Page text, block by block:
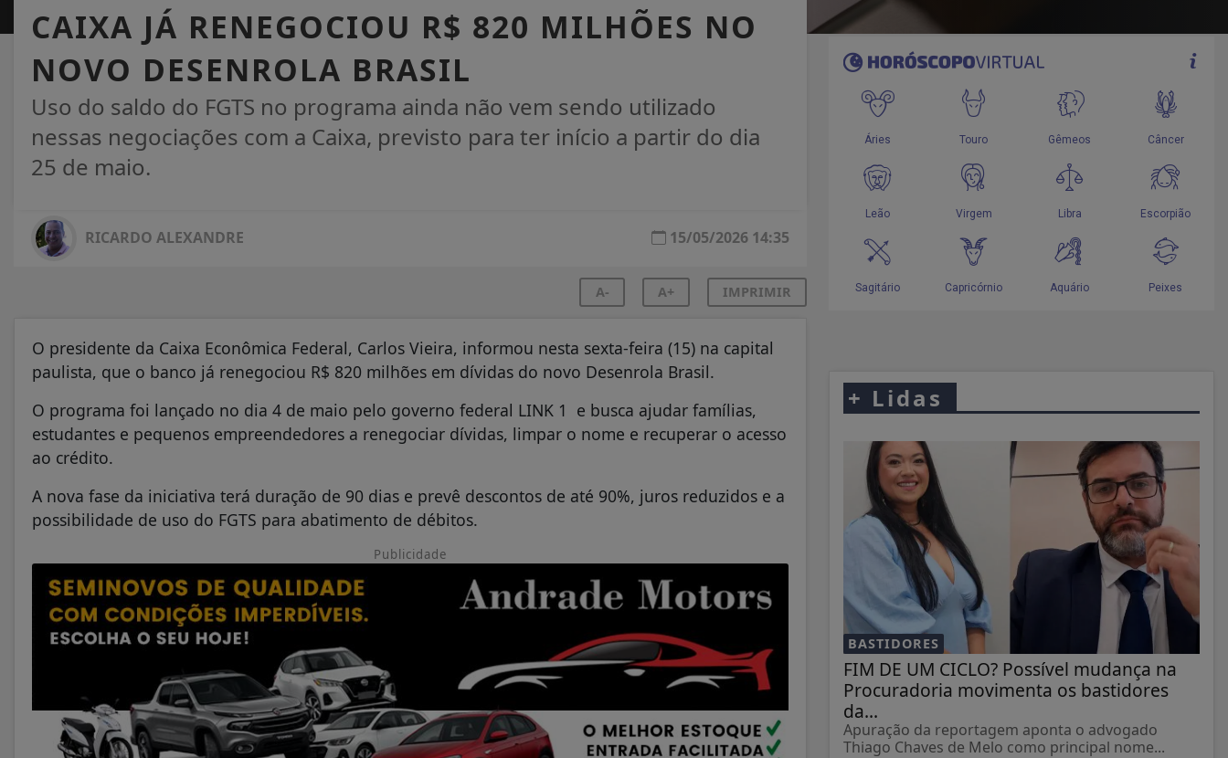
CAIXA JÁ RENEGOCIOU R$ 820 MILHÕES NO
NOVO DESENROLA BRASIL
Uso do saldo do FGTS no programa ainda não vem sendo utilizado
nessas negociações com a Caixa, previsto para ter início a partir do dia
25 de maio.
RICARDO ALEXANDRE 15/05/2026 14:35
A- A+ IMPRIMIR
O presidente da Caixa Econômica Federal, Carlos Vieira, informou nesta sexta-feira (15) na capital
paulista, que o banco já renegociou R$ 820 milhões em dívidas do novo Desenrola Brasil.
O programa foi lançado no dia 4 de maio pelo governo federal LINK 1 e busca ajudar famílias,
estudantes e pequenos empreendedores a renegociar dívidas, limpar o nome e recuperar o acesso
ao crédito.
A nova fase da iniciativa terá duração de 90 dias e prevê descontos de até 90%, juros reduzidos e a
possibilidade de uso do FGTS para abatimento de débitos.
Publicidade
+ Lidas
BASTIDORES
FIM DE UM CICLO? Possível mudança na
Procuradoria movimenta os bastidores
da...
Apuração da reportagem aponta o advogado
Thiago Chaves de Melo como principal nome...